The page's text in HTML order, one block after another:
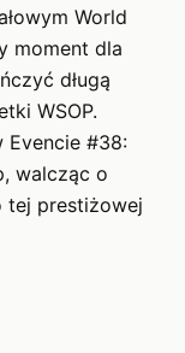
World
moment dla
długą
WSOP.
Evencie #38:
walcząc o
tej prestiżowej